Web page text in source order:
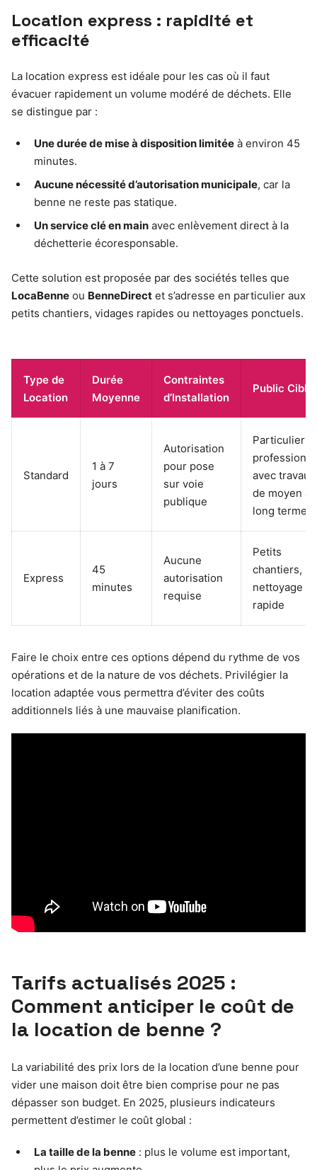
Location express : rapidité et
efficacité
La location express est idéale pour les cas où il faut
évacuer rapidement un volume modéré de déchets. Elle
se distingue par :
Une durée de mise à disposition limitée à environ 45
minutes.
Aucune nécessité d’autorisation municipale, car la
benne ne reste pas statique.
Un service clé en main avec enlèvement direct à la
déchetterie écoresponsable.
Cette solution est proposée par des sociétés telles que
LocaBenne ou BenneDirect et s’adresse en particulier aux
petits chantiers, vidages rapides ou nettoyages ponctuels.
Type de
Location
Durée
Moyenne
Contraintes
d’Installation
Public Cible
Standard
1 à 7
jours
Autorisation
pour pose
sur voie
publique
Particuliers
avec travaux
de moyen à
long terme
Express
45
minutes
Aucune
autorisation
requise
Petits
chantiers,
nettoyage
rapide
Faire le choix entre ces options dépend du rythme de vos
opérations et de la nature de vos déchets. Privilégier la
location adaptée vous permettra d’éviter des coûts
additionnels liés à une mauvaise planification.
Tarifs actualisés 2025 :
Comment anticiper le coût de
la location de benne ?
La variabilité des prix lors de la location d’une benne pour
vider une maison doit être bien comprise pour ne pas
dépasser son budget. En 2025, plusieurs indicateurs
permettent d’estimer le coût global :
La taille de la benne : plus le volume est important,